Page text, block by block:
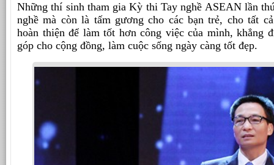
Những thí sinh tham gia Kỳ thi Tay nghề ASEAN lần
nghề mà còn là tấm gương cho các bạn trẻ, cho tất
hoàn thiện để làm tốt hơn công việc của mình, khẳng
góp cho cộng đồng, làm cuộc sống ngày càng tốt đẹp.